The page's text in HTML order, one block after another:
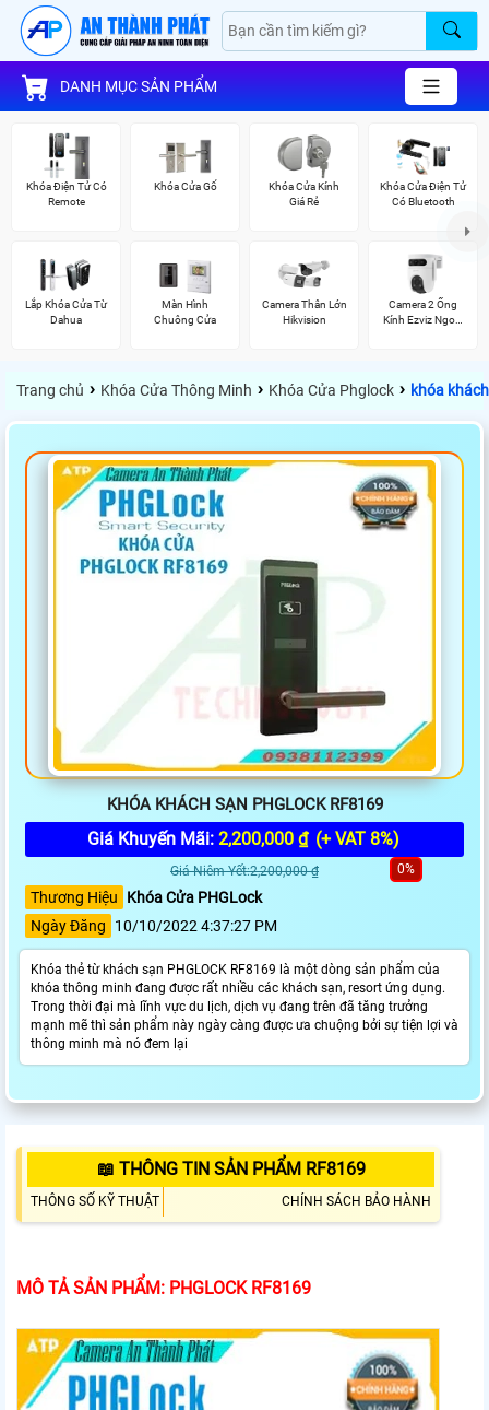
DANH MỤC SẢN PHẨM
Khóa Điện Tử Có
Remote
Khóa Cửa Gổ
Khóa Cửa Kính
Giá Rẻ
Khóa Cửa Điện Tử
Có Bluetooth
Lắp Khóa Cửa Từ
Dahua
Màn Hình
Chuông Cửa
Camera Thân Lớn
Hikvision
Camera 2 Ống
Kính Ezviz Ngoài
Trang chủ › Khóa Cửa Thông Minh › Khóa Cửa Phglock › khóa
KHÓA KHÁCH SẠN PHGLOCK RF8169
Giá Khuyến Mãi: 2,200,000 ₫ (+ VAT 8%)
Giá Niêm Yết:2,200,000 ₫ 0%
Thương Hiệu
Khóa Cửa PHGLock
Ngày Đăng
10/10/2022 4:37:27 PM
Khóa thẻ từ khách sạn PHGLOCK RF8169 là một dòng sản phẩm của
khóa thông minh đang được rất nhiều các khách sạn, resort ứng dụng.
Trong thời đại mà lĩnh vực du lịch, dịch vụ đang trên đã tăng trưởng
mạnh mẽ thì sản phẩm này ngày càng được ưa chuộng bởi sự tiện lợi và
thông minh mà nó đem lại
📖 THÔNG TIN SẢN PHẨM RF8169
THÔNG SỐ KỸ THUẬT CHÍNH SÁCH BẢO HÀNH
MÔ TẢ SẢN PHẨM: PHGLOCK RF8169